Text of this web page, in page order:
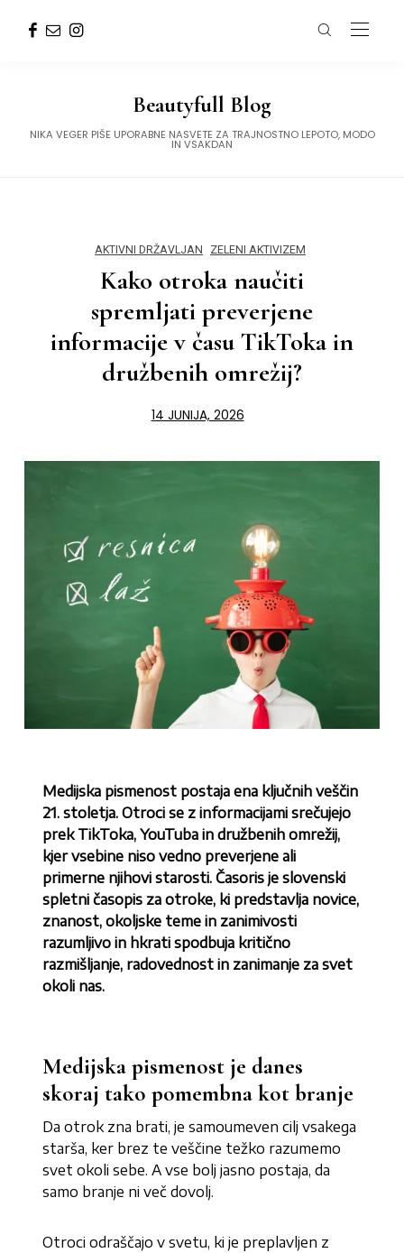
Beautyfull Blog
NIKA VEGER PIŠE UPORABNE NASVETE ZA TRAJNOSTNO LEPOTO, MODO
IN VSAKDAN
AKTIVNI DRŽAVLJAN ZELENI AKTIVIZEM
Kako otroka naučiti
spremljati preverjene
informacije v času TikToka in
družbenih omrežij?
14 JUNIJA, 2026
Medijska pismenost postaja ena ključnih veščin
21. stoletja. Otroci se z informacijami srečujejo
prek TikToka, YouTuba in družbenih omrežij,
kjer vsebine niso vedno preverjene ali
primerne njihovi starosti. Časoris je slovenski
spletni časopis za otroke, ki predstavlja novice,
znanost, okoljske teme in zanimivosti
razumljivo in hkrati spodbuja kritično
razmišljanje, radovednost in zanimanje za svet
okoli nas.
Medijska pismenost je danes
skoraj tako pomembna kot branje
Da otrok zna brati, je samoumeven cilj vsakega
starša, ker brez te veščine težko razumemo
svet okoli sebe. A vse bolj jasno postaja, da
samo branje ni več dovolj.
Otroci odraščajo v svetu, ki je preplavljen z